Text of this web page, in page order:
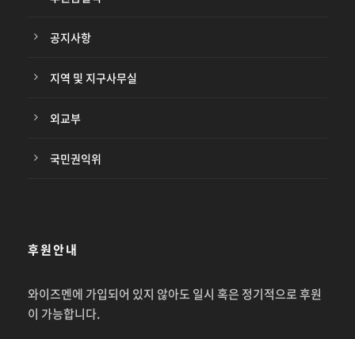
공지사항
지역 및 지구사무실
외교부
국민권익위
후원안내
와이즈멘에 가입되어 있지 않아도 일시 혹은 정기적으로 후원
이 가능합니다.